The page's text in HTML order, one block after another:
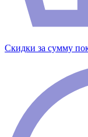
Скидки за сумму